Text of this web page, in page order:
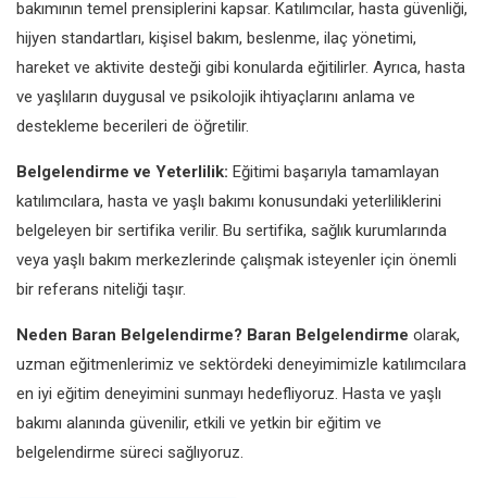
bakımının temel prensiplerini kapsar. Katılımcılar, hasta güvenliği,
hijyen standartları, kişisel bakım, beslenme, ilaç yönetimi,
hareket ve aktivite desteği gibi konularda eğitilirler. Ayrıca, hasta
ve yaşlıların duygusal ve psikolojik ihtiyaçlarını anlama ve
destekleme becerileri de öğretilir.
Belgelendirme ve Yeterlilik: Eğitimi başarıyla tamamlayan
katılımcılara, hasta ve yaşlı bakımı konusundaki yeterliliklerini
belgeleyen bir sertifika verilir. Bu sertifika, sağlık kurumlarında
veya yaşlı bakım merkezlerinde çalışmak isteyenler için önemli
bir referans niteliği taşır.
Neden Baran Belgelendirme? Baran Belgelendirme olarak,
uzman eğitmenlerimiz ve sektördeki deneyimimizle katılımcılara
en iyi eğitim deneyimini sunmayı hedefliyoruz. Hasta ve yaşlı
bakımı alanında güvenilir, etkili ve yetkin bir eğitim ve
belgelendirme süreci sağlıyoruz.